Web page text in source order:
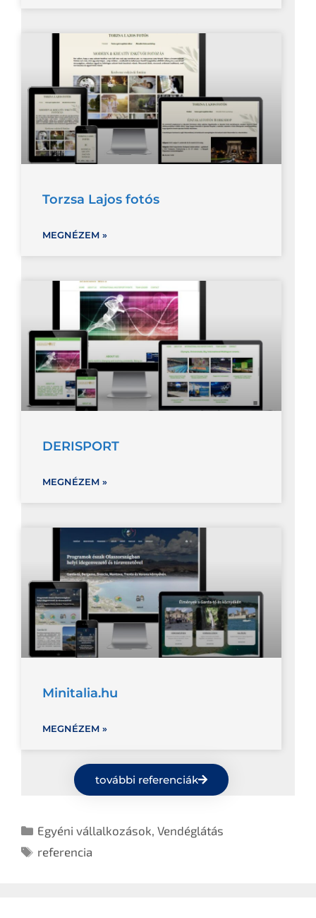
Torzsa Lajos fotós
MEGNÉZEM »
DERISPORT
MEGNÉZEM »
Minitalia.hu
MEGNÉZEM »
további referenciák
Egyéni vállalkozások,Vendéglátás
referencia